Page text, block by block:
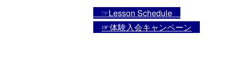
☞Lesson Schedule
☞体験入会キャンペーン